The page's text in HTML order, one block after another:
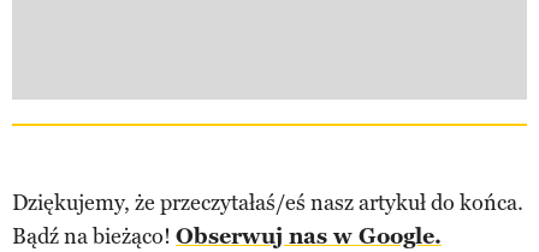
Dziękujemy, że przeczytałaś/eś nasz artykuł do końca.
Bądź na bieżąco! Obserwuj nas w Google.